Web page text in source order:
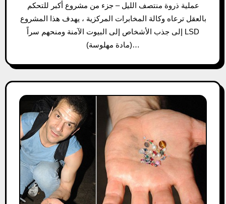
عملية ذروة منتصف الليل – جزء من مشروع أكبر للتحكم
بالعقل ترعاه وكالة المخابرات المركزية ، يهدف هذا المشروع
إلى جذب الأشخاص إلى البيوت الآمنة ومنحهم سراً LSD
(مادة مهلوسة)…